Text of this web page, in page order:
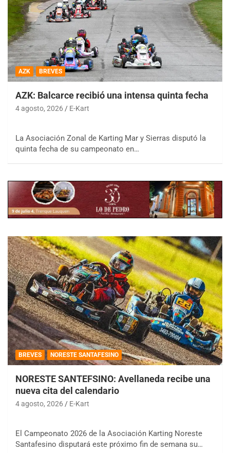
AZK BREVES
AZK: Balcarce recibió una intensa quinta fecha
4 agosto, 2026 E-Kart
La Asociación Zonal de Karting Mar y Sierras disputó la
quinta fecha de su campeonato en…
BREVES NORESTE SANTAFESINO
NORESTE SANTEFSINO: Avellaneda recibe una
nueva cita del calendario
4 agosto, 2026 E-Kart
El Campeonato 2026 de la Asociación Karting Noreste
Santafesino disputará este próximo fin de semana su…